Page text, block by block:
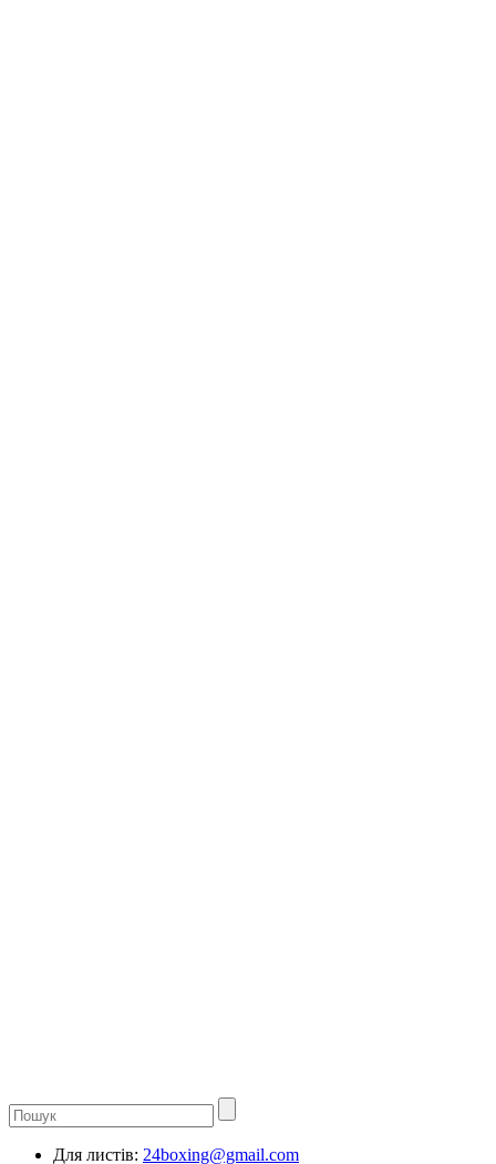
Для листів: 24boxing@gmail.com